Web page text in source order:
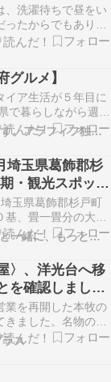
、洗濯待ちで昼をい
ったからでもありま
りは蕎麦屋、反対隣
、鵡川駅のすぐ近く
ちらに入りました。
のホットシェフが初
グルメ】
イア生活が５年目に
で暮らしながら週に
す。 昨晩は「奥京」
に数店舗あるお蕎麦
。 友人との定例会
5872-0430山…
セミリタイア始めます。アラフィフ独身男のブログ。
埼玉県葛飾郡杉
・観光スポット
玉県葛飾郡杉戸町
、畳一畳分の大型
スーパー銭湯の杉戸
茶宮代もご紹介。
8月埼玉県葛飾郡杉
光スポットもご紹
まつりとりっぷ | 祭と一緒に、もっと豊かな旅。
〉、洋光台へ移
を確認しまし
業を再開した本牧の
ました。名物の冷
です。
ス